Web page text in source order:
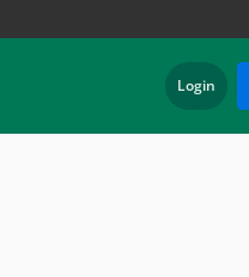
Login